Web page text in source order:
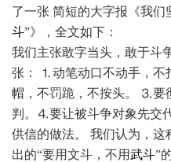
了一张 简短的大字报《我们
斗”》，全文如下：
我们主张敢字当头，敢于斗
张： ⒈动笔动口不动手，不
帽，不罚跪，不按头。 ⒊要
判。⒋要让被斗争对象先交
供信的做法。 我们认为，
出的“要用文斗，不用武斗”